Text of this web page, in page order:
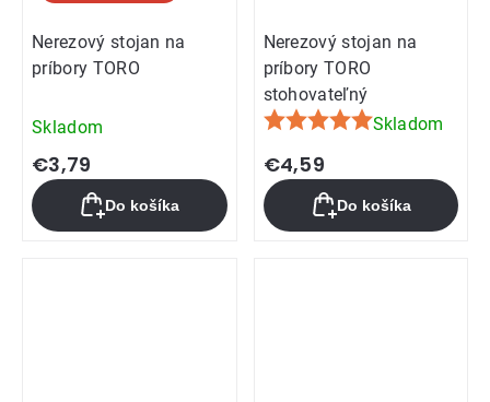
Nerezový stojan na
príbory TORO
Skladom
€3,79
Do košíka
Nerezový stojan na
príbory TORO
stohovateľný
Priemerné
hodnotenie
produktu
je
5,0
Skladom
€4,59
Do košíka